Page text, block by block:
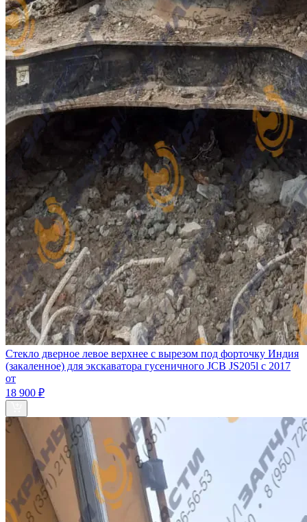
Стекло дверное левое верхнее с вырезом под форточку Индия
(закаленное) для экскаватора гусеничного JCB JS205l c 2017
от
18 900 ₽